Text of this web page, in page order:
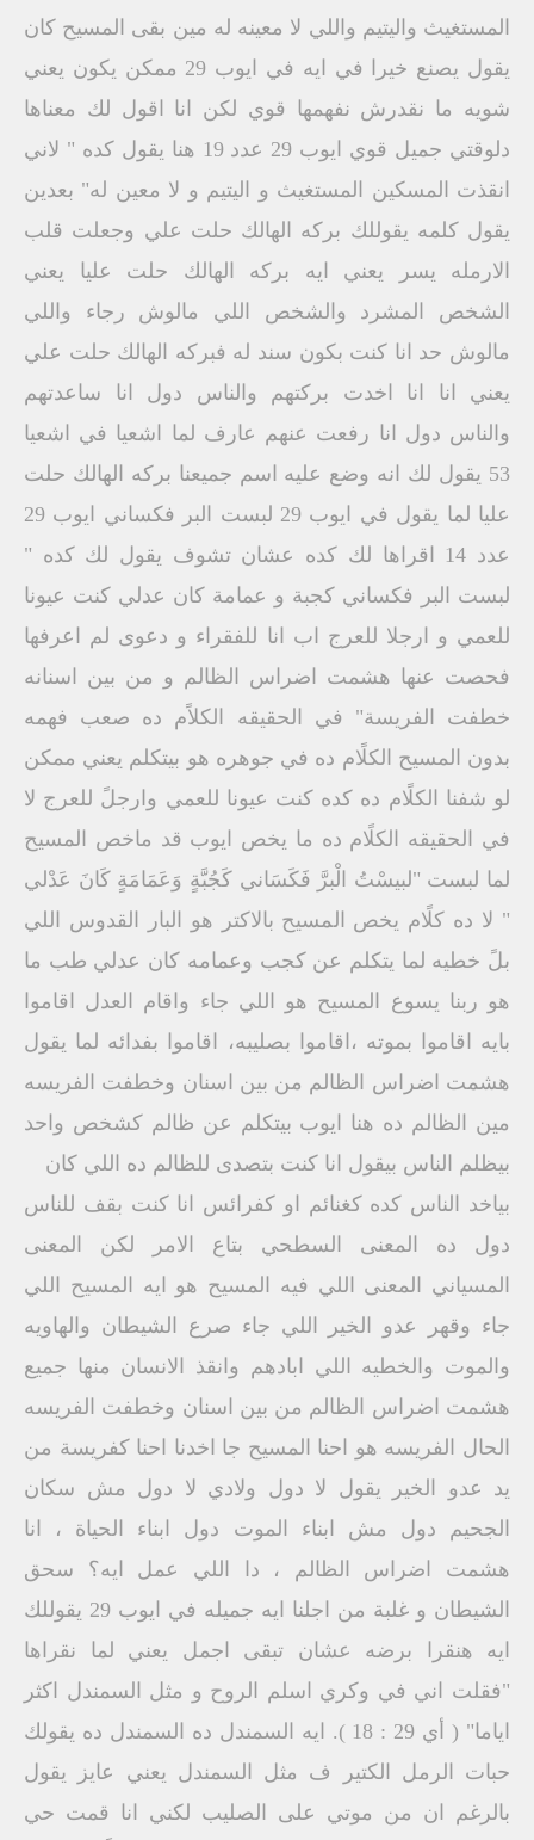
المستغيث واليتيم واللي لا معينه له مين بقى المسيح كان
يقول يصنع خيرا في ايه في ايوب 29 ممكن يكون يعني
شويه ما نقدرش نفهمها قوي لكن انا اقول لك معناها
دلوقتي جميل قوي ايوب 29 عدد 19 هنا يقول كده " لاني
انقذت المسكين المستغيث و اليتيم و لا معين له" بعدين
يقول كلمه يقوللك بركه الهالك حلت علي وجعلت قلب
الارمله يسر يعني ايه بركه الهالك حلت عليا يعني
الشخص المشرد والشخص اللي مالوش رجاء واللي
مالوش حد انا كنت بكون سند له فبركه الهالك حلت علي
يعني انا انا اخدت بركتهم والناس دول انا ساعدتهم
والناس دول انا رفعت عنهم عارف لما اشعيا في اشعيا
53 يقول لك انه وضع عليه اسم جميعنا بركه الهالك حلت
عليا لما يقول في ايوب 29 لبست البر فكساني ايوب 29
عدد 14 اقراها لك كده عشان تشوف يقول لك كده "
لبست البر فكساني كجبة و عمامة كان عدلي كنت عيونا
للعمي و ارجلا للعرج اب انا للفقراء و دعوى لم اعرفها
فحصت عنها هشمت اضراس الظالم و من بين اسنانه
خطفت الفريسة" في الحقيقه الكلاًم ده صعب فهمه
بدون المسيح الكلًام ده في جوهره هو بيتكلم يعني ممكن
لو شفنا الكلًام ده كده كنت عيونا للعمي وارجلً للعرج لا
في الحقيقه الكلًام ده ما يخص ايوب قد ماخص المسيح
لما لبست "لبيسْتُ الْبرَّ فَكَسَاني كَجُبَّةٍ وَعَمَامَةٍ كَانَ عَدْلي
" لا ده كلًام يخص المسيح بالاكتر هو البار القدوس اللي
بلً خطيه لما يتكلم عن كجب وعمامه كان عدلي طب ما
هو ربنا يسوع المسيح هو اللي جاء واقام العدل اقاموا
بايه اقاموا بموته ،اقاموا بصليبه، اقاموا بفدائه لما يقول
هشمت اضراس الظالم من بين اسنان وخطفت الفريسه
مين الظالم ده هنا ايوب بيتكلم عن ظالم كشخص واحد
بيظلم الناس بيقول انا كنت بتصدى للظالم ده اللي كان
بياخد الناس كده كغنائم او كفرائس انا كنت بقف للناس
دول ده المعنى السطحي بتاع الامر لكن المعنى
المسياني المعنى اللي فيه المسيح هو ايه المسيح اللي
جاء وقهر عدو الخير اللي جاء صرع الشيطان والهاويه
والموت والخطيه اللي ابادهم وانقذ الانسان منها جميع
هشمت اضراس الظالم من بين اسنان وخطفت الفريسه
الحال الفريسه هو احنا المسيح جا اخدنا احنا كفريسة من
يد عدو الخير يقول لا دول ولادي لا دول مش سكان
الجحيم دول مش ابناء الموت دول ابناء الحياة ، انا
هشمت اضراس الظالم ، دا اللي عمل ايه؟ سحق
الشيطان و غلبة من اجلنا ايه جميله في ايوب 29 يقوللك
ايه هنقرا برضه عشان تبقى اجمل يعني لما نقراها
"فقلت اني في وكري اسلم الروح و مثل السمندل اكثر
اياما" ( أي 29 : 18 ). ايه السمندل ده السمندل ده يقولك
حبات الرمل الكتير ف مثل السمندل يعني عايز يقول
بالرغم ان من موتي على الصليب لكني انا قمت حي